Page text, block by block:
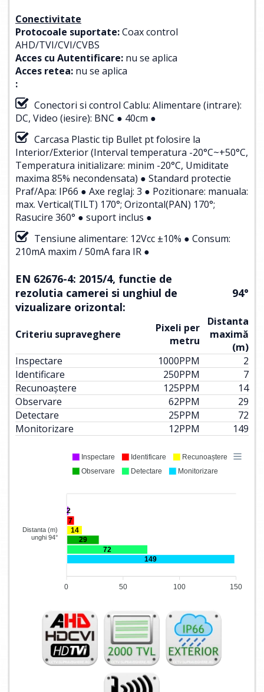
Conectivitate
Protocoale suportate:Coax control
AHD/TVI/CVI/CVBS
Acces cu Autentificare: nu se aplica
Acces retea: nu se aplica
:
Conectori si control Cablu: Alimentare (intrare):
DC, Video (iesire): BNC ● 40cm ●
Carcasa Plastic tip Bullet pt folosire la
Interior/Exterior (Interval temperatura -20°C~+50°C,
Temperatura initializare: minim -20°C, Umiditate
maxima 85% necondensata) ● Standard protectie
Praf/Apa: IP66 ● Axe reglaj: 3 ● Pozitionare: manuala:
max. Vertical(TILT) 170°; Orizontal(PAN) 170°;
Rasucire 360° ● suport inclus ●
Tensiune alimentare: 12Vcc ±10% ● Consum:
210mA maxim / 50mA fara IR ●
EN 62676-4: 2015/4, functie de
rezolutia camerei si unghiul de
vizualizare orizontal:
94°
Criteriu supraveghere
Pixeli per
metru
Distanta
maximă
(m)
Inspectare
1000PPM
2
Identificare
250PPM
7
Recunoaștere
125PPM
14
Observare
62PPM
29
Detectare
25PPM
72
Monitorizare
12PPM 149
2
7
14
29
72
149
Distanta (m)
unghi 94°
150
100
50
0
Inspectare Identificare
Recunoaștere
Observare
Detectare Monitorizare